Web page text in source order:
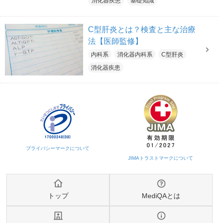
C型肝炎とは？検査と主な治療
法【医師監修】
内科系 消化器内科系
C型肝炎
消化器疾患
トップ MediQAとは